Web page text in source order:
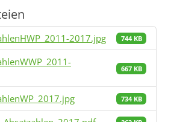
2017.jpg 744 KB
667 KB
734 KB